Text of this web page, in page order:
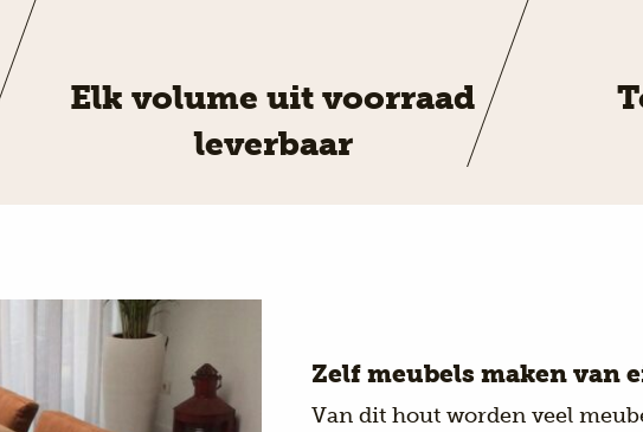
Elk volume uit voorraad
leverbaar
Zelf meubels maken van
Van dit hout worden veel